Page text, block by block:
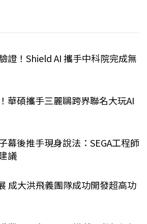
證！Shield AI 攜手中科院完成無
華碩攜手三麗鷗跨界聯名大玩AI
幕後推手現身說法：SEGA工程師
議
成大洪飛義團隊成功開發超高功